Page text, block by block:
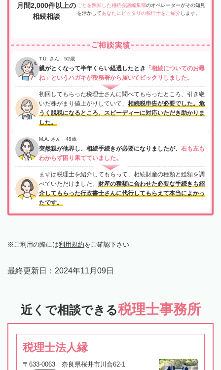
月間2,000件以上の
相続相談
ごとを熟知した相続会議編集部のオペレーターがその知見
を活かしてあなたにピッタリの税理士をご紹介 します。
ご相談実績
T.U. さん 52歳
親がとくなって半年くらい経過したとき
「相続についてのお尋
ね」というハガキが税務署から届いてビックリしました。
初回してもらった税理士さんに聞べてもらったところ、引き継
いだ株がまり値上がりしていて、 相続税申告が必要でした。危
うく脱税になるところ、スピーディーに対応いただき助かりま
した。
M.A. さん 48歳
突然親が他界し、相続手続きが必要になりましたが、 右も左も
わからず困り果てていました。
まずは税理士を紹介してもらって、相続財産の種類と総額を調
べていただけました。 財産の種類に合わせた必要な手続きも紹
介してもらった行政書士さんに代行してもらえて本当によかっ
たです。
ご利用の際には利用規約をご確認下さい
最終更新日： 2024年11月09日
近くで相談できる税理士事務所
税理士法人縁
〒633-0063 奈良県桜井市川合62-1